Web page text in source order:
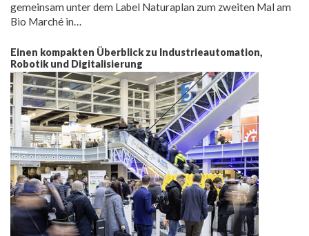
gemeinsam unter dem Label Naturaplan zum zweiten Mal am
Bio Marché in…
Einen kompakten Überblick zu Industrieautomation,
Robotik und Digitalisierung